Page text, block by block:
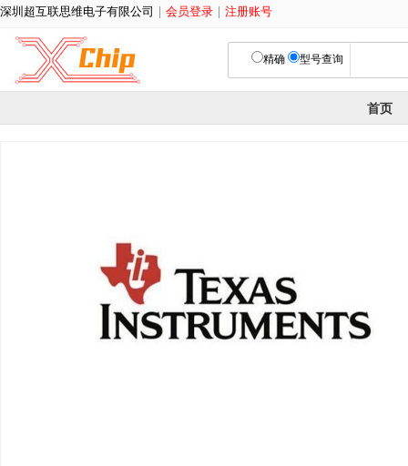
深圳超互联思维电子有限公司 | 会员登录 | 注册账号
精确 型号查询
首页